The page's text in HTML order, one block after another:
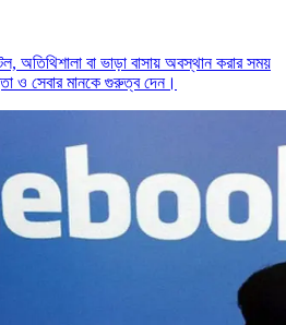
অতিথিশালা বা ভাড়া বাসায় অবস্থান করার সময়
ও সেবার মানকে গুরুত্ব দেন।